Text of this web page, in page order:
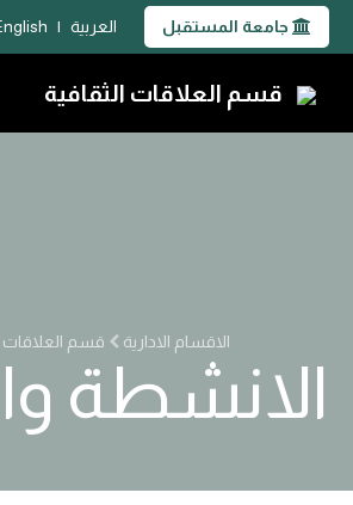
جامعة المستقبل العربية |
قسم العلاقات الثقافية
الاقسام الادارية قسم العلاقات
الانشطة